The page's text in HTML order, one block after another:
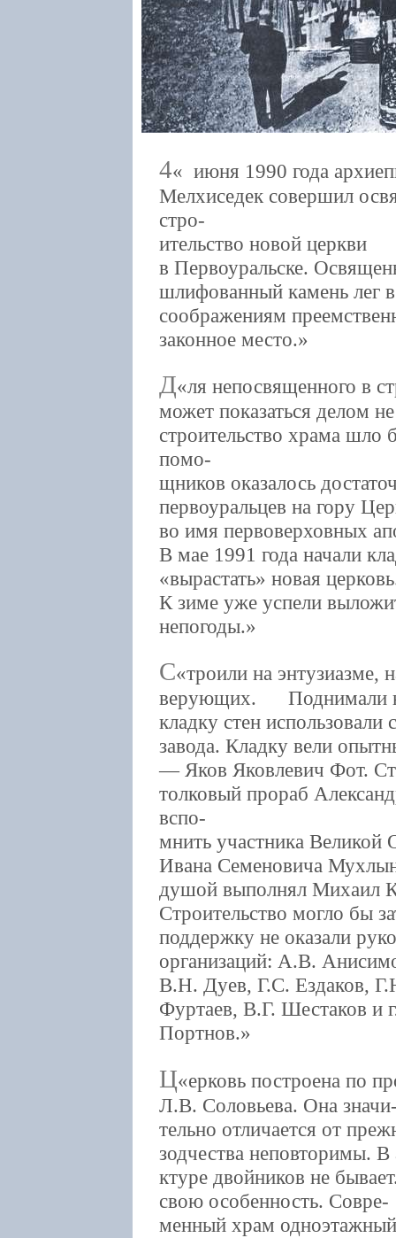
4
июня 1990 года
Мелхиседек совершил
стро-
ительство новой церкви
в Первоуральске.
шлифованный камень лег
соображениям
законное место.
Д ля непосвященного в
может показаться делом
строительство храма
помо-
щников оказалось
первоуральцев на гору
во имя первоверховных
В мае 1991 года начали
«вырастать» новая
К зиме уже успели
непогоды.
С троили на
верующих. Поднимали
кладку стен использовали
завода. Кладку вели
— Яков Яковлевич Фот.
толковый прораб
вспо-
мнить участника Великой
Ивана Семеновича
душой выполнял Михаил
Строительство могло бы
поддержку не оказали
организаций: А.В.
В.Н. Дуев, Г.С. Ездаков,
Фуртаев, В.Г. Шестаков и
Портнов.
Ц ерковь построена по
Л.В. Соловьева. Она
тельно отличается от
зодчества неповторимы. В
ктуре двойников не
свою особенность. Совре-
менный храм